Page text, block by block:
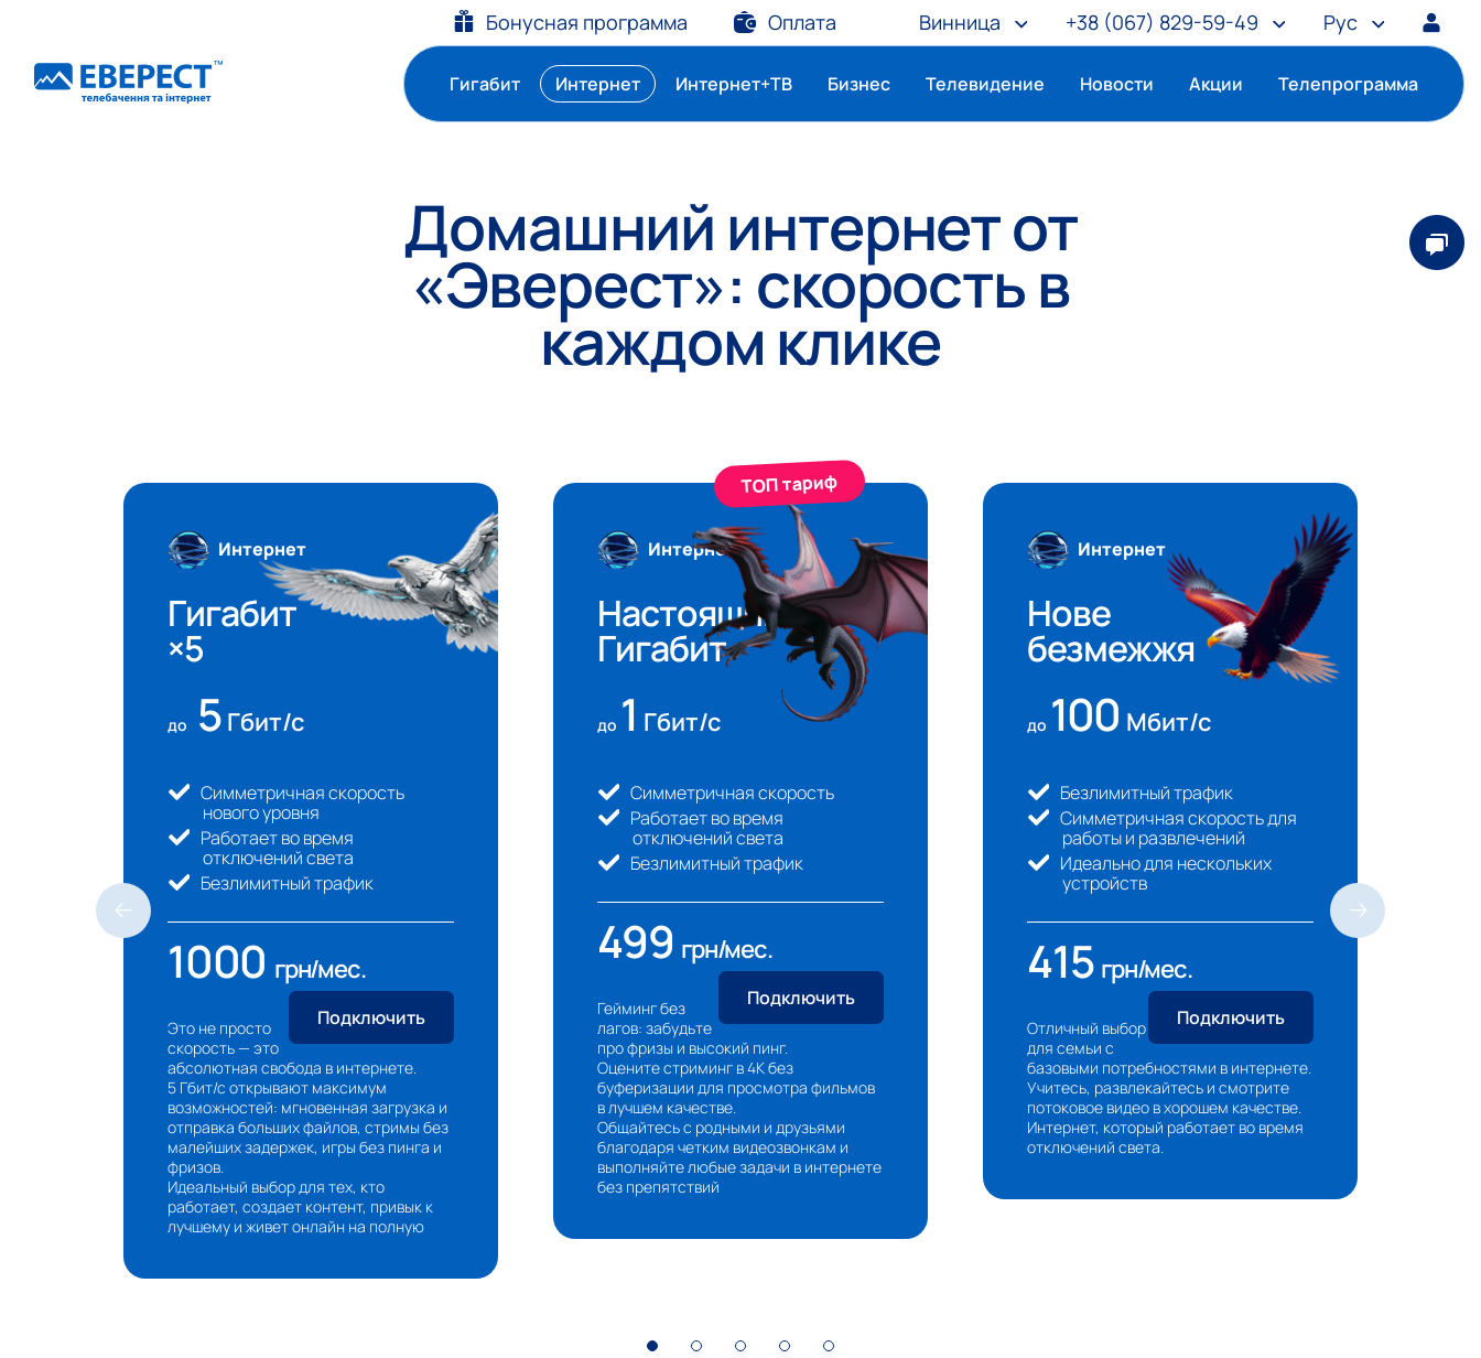
Бонусная программа Оплата Винница +38 (067) 829-59-49 Рус
Гигабит Интернет Интернет+ТВ Бизнес Телевидение Новости Акции Телепрограмма
Домашний интернет от
«Эверест»: скорость в
каждом клике
Интернет
Гигабит
×5
до 5 Гбит/с
Симметричная скорость
нового уровня
Работает во время
отключений света
Безлимитный трафик
1000 грн/мeс.
Подключить
Это не просто
скорость — это
абсолютная свобода в интернете.
5 Гбит/с открывают максимум
возможностей: мгновенная загрузка и
отправка больших файлов, стримы без
малейших задержек, игры без пинга и
фризов.
Идеальный выбор для тех, кто
работает, создает контент, привык к
лучшему и живет онлайн на полную
TOП тариф
Интернет
Настоящий
Гигабит
до 1 Гбит/с
Симметричная скорость
Работает во время
отключений света
Безлимитный трафик
499 грн/мeс.
Подключить
Гейминг без
лагов: забудьте
про фризы и высокий пинг.
Оцените стриминг в 4К без
буферизации для просмотра фильмов
в лучшем качестве.
Общайтесь с родными и друзьями
благодаря четким видеозвонкам и
выполняйте любые задачи в интернете
без препятствий
Интернет
Нове
безмежжя
до 100 Мбит/с
Безлимитный трафик
Симметричная скорость для
работы и развлечений
Идеально для нескольких
устройств
415 грн/мeс.
Подключить
Отличный выбор
для семьи с
базовыми потребностями в интернете.
Учитесь, развлекайтесь и смотрите
потоковое видео в хорошем качестве.
Интернет, который работает во время
отключений света.